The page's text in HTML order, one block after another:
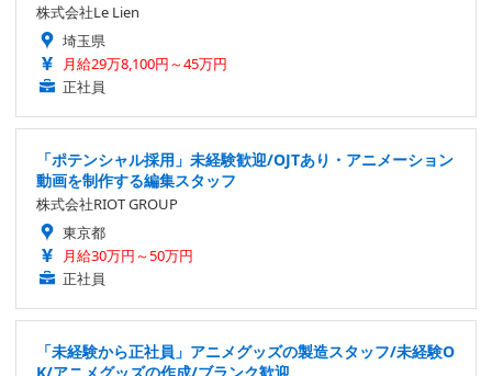
株式会社Le Lien
埼玉県
月給29万8,100円～45万円
正社員
「ポテンシャル採用」未経験歓迎/OJTあり・アニメーション
動画を制作する編集スタッフ
株式会社RIOT GROUP
東京都
月給30万円～50万円
正社員
「未経験から正社員」アニメグッズの製造スタッフ/未経験O